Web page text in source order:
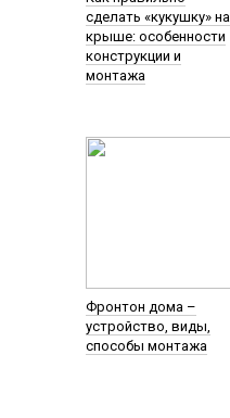
сделать «кукушку» на
крыше: особенности
конструкции и
монтажа
Фронтон дома –
устройство, виды,
способы монтажа